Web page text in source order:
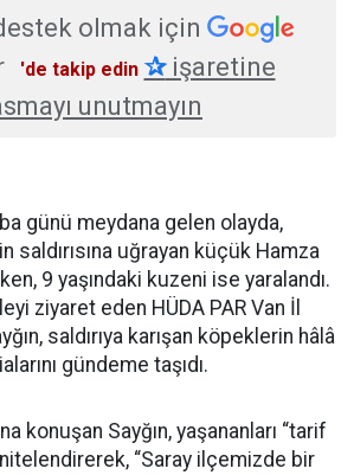
olmak için
'de takip edin ✰işaretine
unutmayın
günü meydana gelen olayda,
saldırısına uğrayan küçük Hamza
9 yaşındaki kuzeni ise yaralandı.
ziyaret eden HÜDA PAR Van İl
saldırıya karışan köpeklerin hâlâ
gündeme taşıdı.
konuşan Sayğın, yaşananları “tarif
“Saray ilçemizde bir